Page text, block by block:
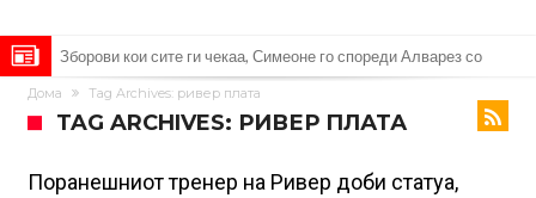
Реал Мадрид ја прекинува потрагата по нов играч за врска
Мекгрегор успешно опериран: Коленото е средено, се враќам
Ханси Флик не жали долго за Араухо, туку брзо најде замена во
англиската Премиер лига
Играч на Барселона бесен го напушти тренингот по
Дома Tag Archives: ривер плата
TAG ARCHIVES: РИВЕР ПЛАТА
Поранешниот тренер на Ривер доби статуа,